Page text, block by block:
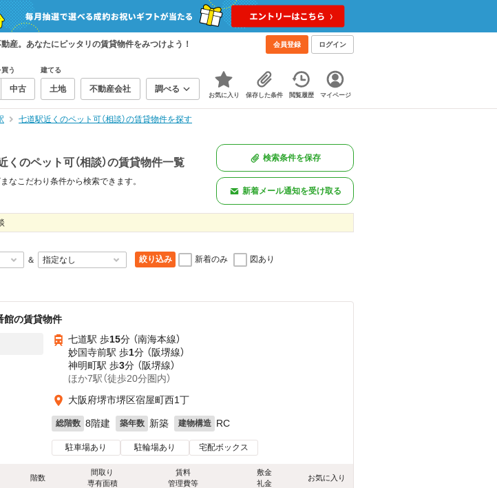
産。あなたにピッタリの賃貸物件をみつけよう！ 会員登録 ログイン
う
中古
建てる
土地 不動産会社 調べる
お気に入り 保存した条件 閲覧履歴 マイページ
七道駅近くのペット可（相談）の賃貸物件を探す
くのペット可（相談）の賃貸物件一覧
なこだわり条件から検索できます。
検索条件を保存
新着メール通知を受け取る
＆ 絞り込み 新着のみ 図あり
館の賃貸物件
七道駅 歩15分 （南海本線）
妙国寺前駅 歩1分 （阪堺線）
神明町駅 歩3分 （阪堺線）
ほか7駅（徒歩20分圏内）
大阪府堺市堺区宿屋町西1丁
総階数 8階建 築年数 新築 建物構造 RC
駐車場あり 駐輪場あり 宅配ボックス
階数
間取り
専有面積
賃料
管理費等
敷金
礼金
お気に入り